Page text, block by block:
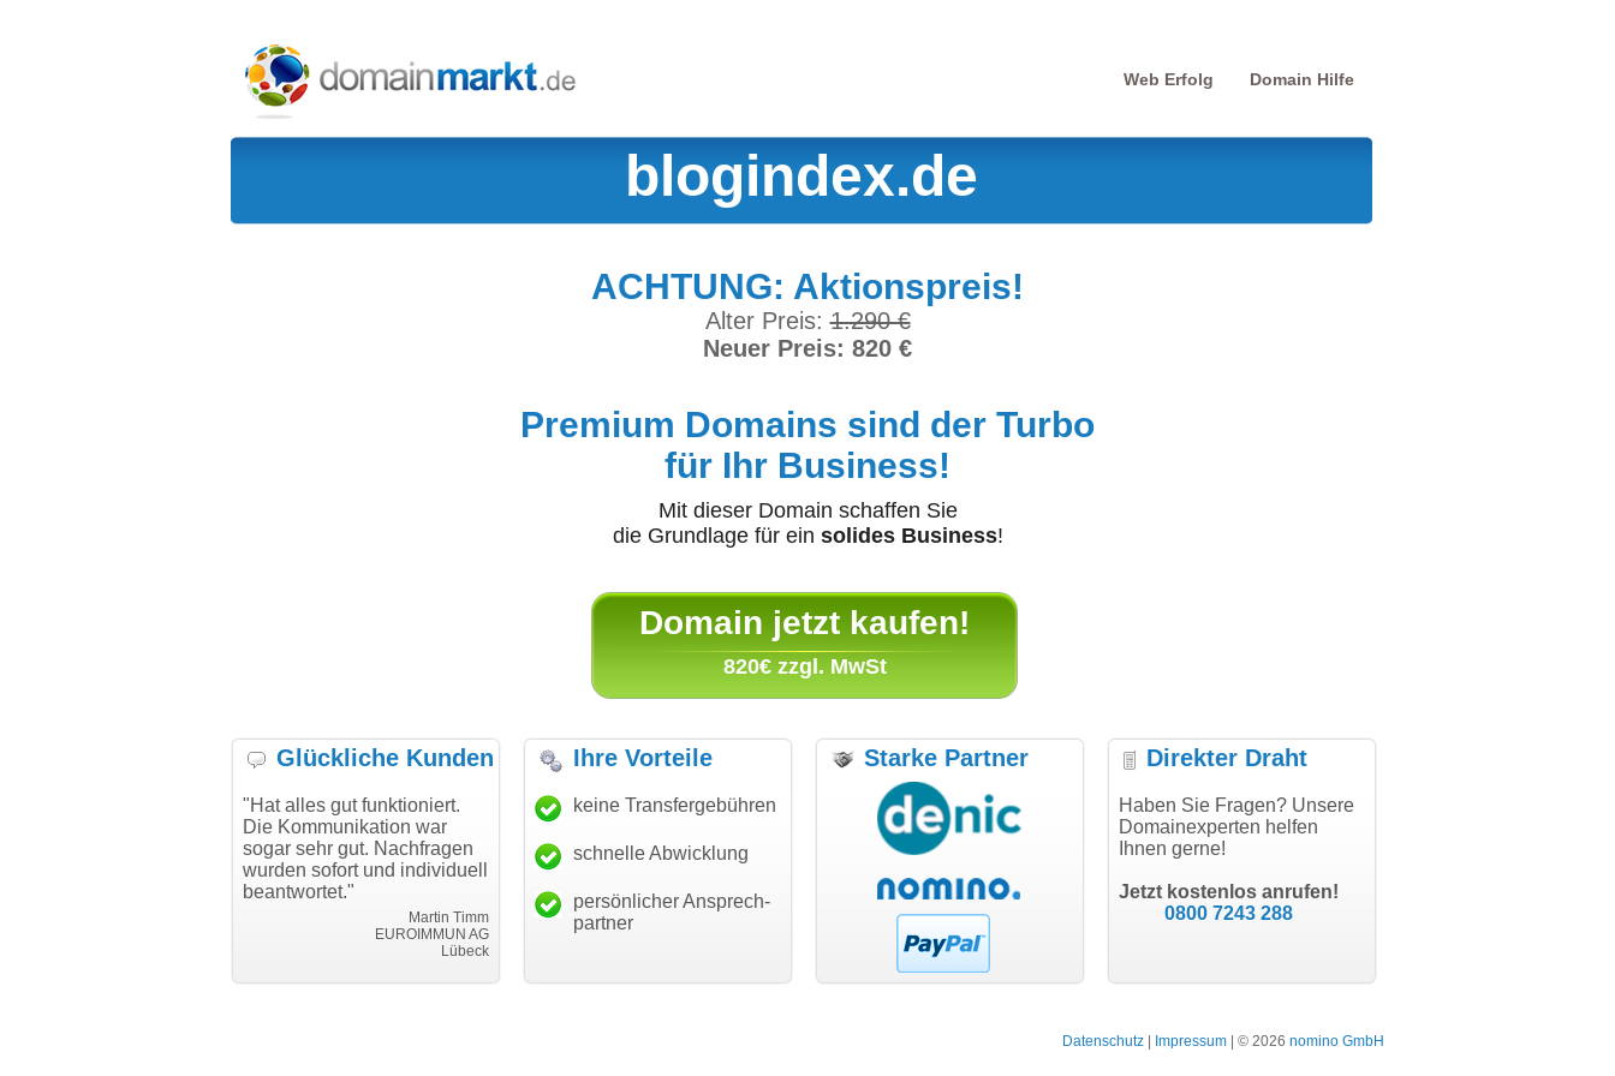
Web Erfolg Domain Hilfe
blogindex.de
ACHTUNG: Aktionspreis!
Alter Preis:1.290 €
Neuer Preis: 820 €
Premium Domains sind der Turbo
für Ihr Business!
Mit dieser Domain schaffen Sie
die Grundlage für ein solides Business!
Domain jetzt kaufen!
820€ zzgl. MwSt
Glückliche Kunden
"Hat alles gut funktioniert.
Die Kommunikation war
sogar sehr gut. Nachfragen
wurden sofort und individuell
beantwortet."
Martin Timm
EUROIMMUN AG
Lübeck
"Danke für den schnellen
Transfer und guten Service!"
Thomas Schäfer
i can eckert communication GmbH
"Ich bin dankbar, meine
Wunschdomain gefunden zu
haben. Die Domain passt für
hundertprozentig."
Janina Köck
Leben im Einklang
leben-im-einklang.de
"Super Abwicklung, vielen
modern software GbR
Landau an der Isar
"Vielen Dank für den
Ihre Vorteile
keine Transfergebühren
schnelle Abwicklung
persönlicher Ansprech-
partner
Starke Partner Direkter Draht
Haben Sie Fragen? Unsere
Domainexperten helfen
Ihnen gerne!
Jetzt kostenlos anrufen!
0800 7243 288
Datenschutz Impressum | © 2026 nomino GmbH